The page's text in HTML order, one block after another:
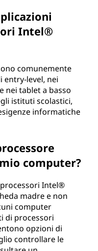
Intel®
comunemente
level, nei
nei tablet a basso
istituti scolastici,
informatiche
computer?
Intel®
madre e non
computer
di processori
opzioni di
controllare le